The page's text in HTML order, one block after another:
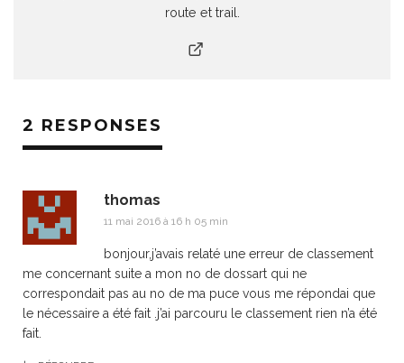
route et trail.
2 RESPONSES
thomas
11 mai 2016 à 16 h 05 min
bonjour,j’avais relaté une erreur de classement
me concernant suite a mon no de dossart qui ne
correspondait pas au no de ma puce vous me répondai que
le nécessaire a été fait .j’ai parcouru le classement rien n’a été
fait.